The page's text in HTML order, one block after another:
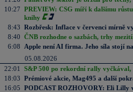
10:27 PREVIEW: CSG míří k dalšímu
knihy
8:43 Rozbřesk: Inflace v červenci mírně
8:40 ČNB rozhodne o sazbách, trhy
6:08
Apple není AI firma. Jeho síla stojí
05.08.2026
22:01
S&P 500 po rekordní rally vyčkával,
18:03 Prémiové akcie, Mag495 a další
16:05 PODCAST ROZHOVORY: Eli Lilly